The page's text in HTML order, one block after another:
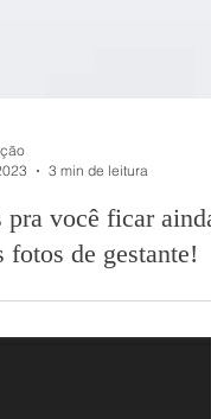
3 min de leitura
você ficar ainda
fotos de gestante!